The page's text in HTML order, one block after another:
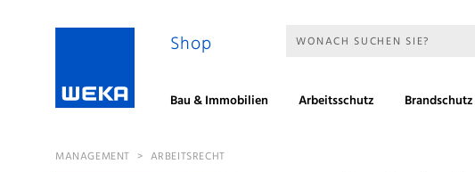
Shop WONACH SUCHEN SIE?
Bau & Immobilien Arbeitsschutz Brandschutz
MANAGEMENT > ARBEITSRECHT